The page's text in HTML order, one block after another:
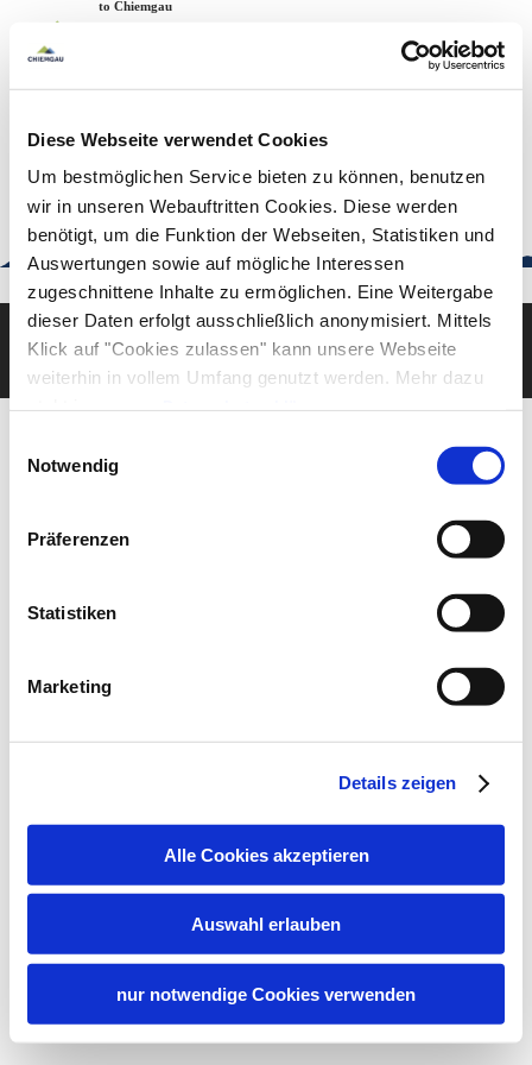
Diese Webseite verwendet Cookies
Um bestmöglichen Service bieten zu können, benutzen
wir in unseren Webauftritten Cookies. Diese werden
benötigt, um die Funktion der Webseiten, Statistiken und
Auswertungen sowie auf mögliche Interessen
zugeschnittene Inhalte zu ermöglichen. Eine Weitergabe
dieser Daten erfolgt ausschließlich anonymisiert. Mittels
Klick auf "Cookies zulassen" kann unsere Webseite
weiterhin in vollem Umfang genutzt werden. Mehr dazu
steht in unserer Datenschutzerklärung.
gelistet.
Notwendig
Präferenzen
Statistiken
Marketing
Details zeigen
Alle Cookies akzeptieren
Auswahl erlauben
nur notwendige Cookies verwenden
Back to the home page
Welcome to Chiemgau
urlaub@chiemgau.bayern
+49 (861) 988 231-20
Good to know
Deutsch English